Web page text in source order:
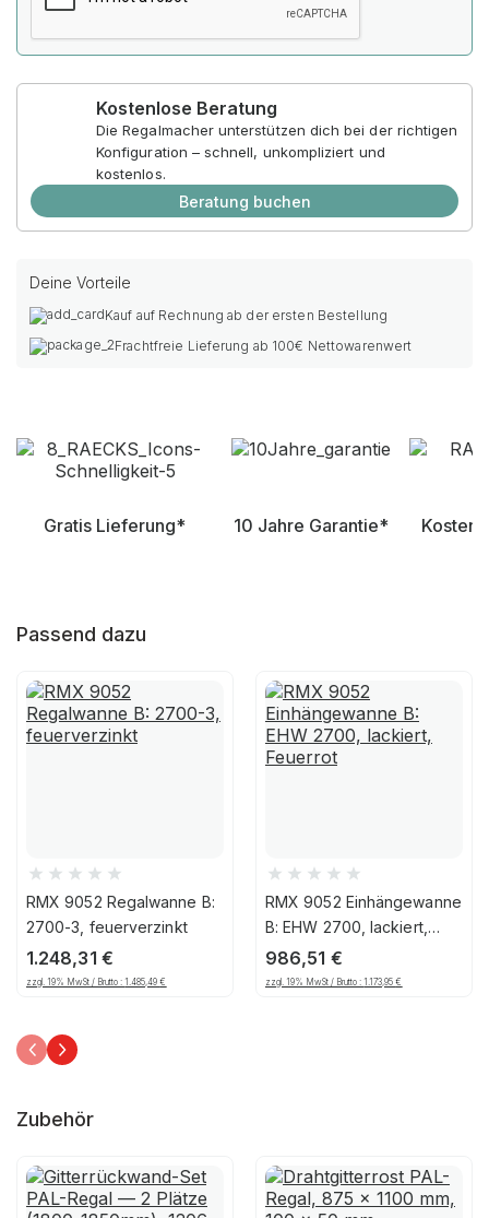
Kostenlose Beratung
Die Regalmacher unterstützen dich bei der richtigen
Konfiguration – schnell, unkompliziert und
kostenlos.
Beratung buchen
Deine Vorteile
Kauf auf Rechnung ab der ersten Bestellung
Frachtfreie Lieferung ab 100€ Nettowarenwert
Gratis Lieferung* 10 Jahre Garantie*
Passend dazu
RMX 9052 Regalwanne B:
2700-3, feuerverzinkt
1.248,31 €
zzgl. 19% MwSt / Brutto :1.485,49€
RMX 9052 Einhängewanne
B: EHW 2700, lackiert,
Feuerrot
986,51 €
zzgl. 19% MwSt / Brutto :1.173,95€
Zubehör